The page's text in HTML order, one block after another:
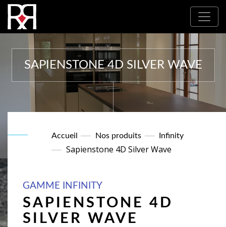
Où nous trouver : Nos partenaires
SAPIENSTONE 4D SILVER WAVE
Accueil Nos produits Infinity
Sapienstone 4D Silver Wave
GAMME INFINITY
SAPIENSTONE 4D
SILVER WAVE